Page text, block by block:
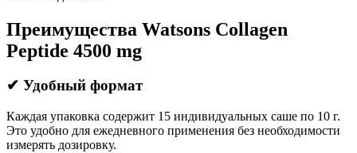
Преимущества Watsons Collagen
Peptide 4500 mg
✔ Удобный формат
Каждая упаковка содержит 15 индивидуальных саше по 10 г.
Это удобно для ежедневного применения без необходимости
измерять дозировку.